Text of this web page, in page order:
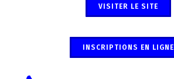
VISITER LE SITE
INSCRIPTIONS EN LIGNE